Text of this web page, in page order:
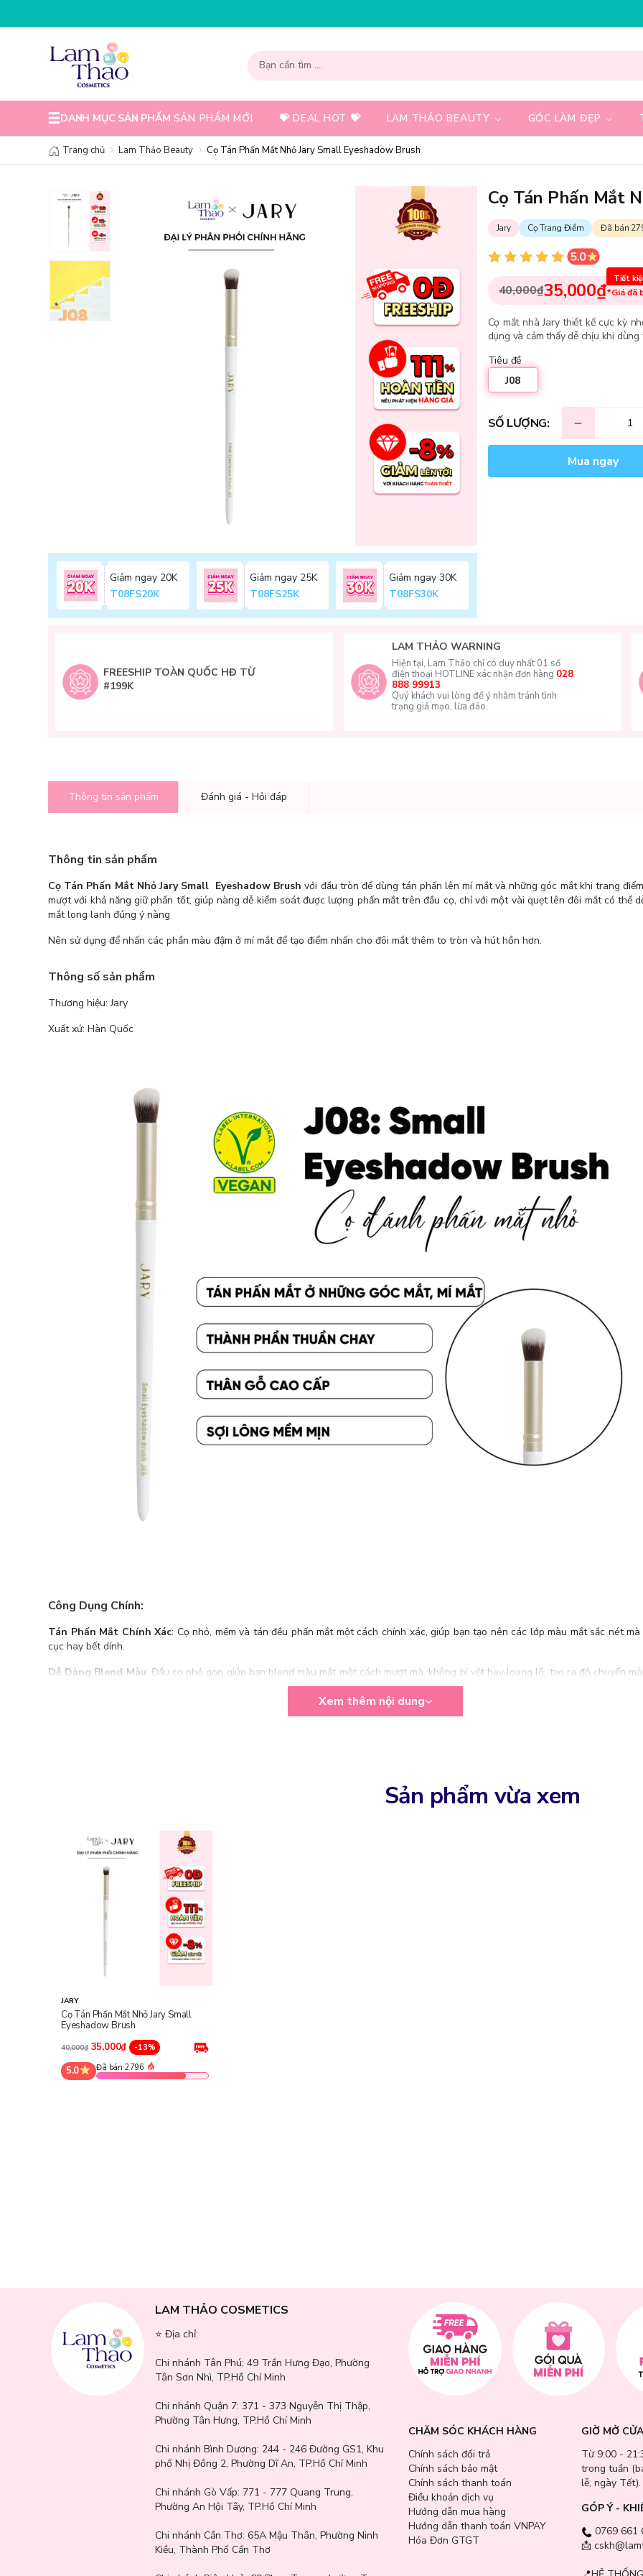
DANH MỤC SẢN PHẨM SẢN PHẨM MỚI 💝 DEAL HOT 💝 LAM THẢO BEAUTY GÓC LÀM ĐẸP
Trang chủ Lam Thảo Beauty Cọ Tán Phấn Mắt Nhỏ Jary Small Eyeshadow Brush
Giảm ngay 20K
T08FS20K
Giảm ngay 25K
T08FS25K
Giảm ngay 30K
T08FS30K
Cọ Tán Phấn Mắt
Jary Cọ Trang Điểm Đã bán
40,000₫35,000₫
Tiết
*Giá đã
Cọ mắt nhà Jary thiết kế cực kỳ
dụng và cảm thấy dễ chịu khi
Tiêu đề
J08
SỐ LƯỢNG:
Mua ngay
FREESHIP TOÀN QUỐC HĐ TỪ
#199K
LAM THẢO WARNING
Hiện tại, Lam Thảo chỉ có duy nhất 01 số
điện thoại HOTLINE xác nhận đơn hàng 028
888 99913
Quý khách vui lòng để ý nhằm tránh tình
trạng giả mạo, lừa đảo.
Thông tin sản phẩm Đánh giá - Hỏi đáp
Thông tin sản phẩm
Cọ Tán Phấn Mắt Nhỏ Jary Small Eyeshadow Brushvới đầu tròn để dùng tán phấn lên mí mắt và những góc mắt khi trang
mượt với khả năng giữ phấn tốt, giúp nàng dễ kiểm soát được lượng phấn mắt trên đầu cọ, chỉ với một vài quẹt lên đôi mắt có thể
mắt long lanh đúng ý nàng
Nên sử dụng để nhấn các phần màu đậm ở mí mắt để tạo điểm nhấn cho đôi mắt thêm to tròn và hút hồn hơn.
Thông số sản phẩm
Thương hiệu: Jary
Xuất xứ: Hàn Quốc
Công Dụng Chính:
Tán Phấn Mắt Chính Xác: Cọ nhỏ, mềm và tán đều phấn mắt một cách chính xác, giúp bạn tạo nên các lớp màu mắt sắc nét
cục hay bết dính.
Dễ Dàng Blend Màu: Đầu cọ nhỏ gọn giúp bạn blend màu mắt một cách mượt mà, không bị vệt hay loang lổ, tạo ra độ chuyển
Cọ Tán Phấn Mắt Nhỏ Jary Small Eyeshadow Brush
là công cụ lý tưởng cho những ai yêu thích sự chính xác và sắc sảo
mắt. Với thiết kế nhỏ gọn, lông cọ mềm mại và khả năng blend màu tuyệt vời, sản phẩm này sẽ giúp bạn có đôi mắt cuốn hút,
Mua ngay hôm nay để biến đôi mắt của bạn trở thành điểm nhấn quyến rũ trong mỗi lần trang điểm!
Xem thêm nội dung
Sản phẩm vừa xem
JARY
Cọ Tán Phấn Mắt Nhỏ Jary Small
Eyeshadow Brush
40,000₫ 35,000₫ -13%
5.0 Đã bán 2796
LAM THẢO COSMETICS
⭐️ Địa chỉ:
Chi nhánh Tân Phú: 49 Trần Hưng Đạo, Phường
Tân Sơn Nhì, TP.Hồ Chí Minh
Chi nhánh Quận 7: 371 - 373 Nguyễn Thị Thập,
Phường Tân Hưng, TP.Hồ Chí Minh
Chi nhánh Bình Dương: 244 - 246 Đường GS1, Khu
phố Nhị Đồng 2, Phường Dĩ An, TP.Hồ Chí Minh
Chi nhánh Gò Vấp: 771 - 777 Quang Trung,
Phường An Hội Tây, TP.Hồ Chí Minh
Chi nhánh Cần Thơ: 65A Mậu Thân, Phường Ninh
Kiều, Thành Phố Cần Thơ
CHĂM SÓC KHÁCH HÀNG
Chính sách đổi trả
Chính sách bảo mật
Chính sách thanh toán
Điều khoản dịch vụ
Hướng dẫn mua hàng
Hướng dẫn thanh toán VNPAY
Hóa Đơn GTGT
GIỜ MỞ CỬA
Từ 9:00 -
trong tuần
lễ, ngày Tết).
GÓP Ý -
0769 661
📩